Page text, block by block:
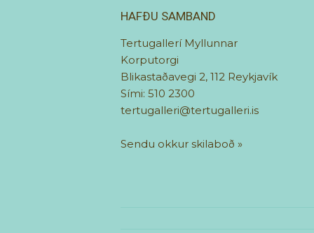
HAFÐU SAMBAND
Tertugallerí Myllunnar
Korputorgi
Blikastaðavegi 2, 112 Reykjavík
Sími: 510 2300
tertugalleri@tertugalleri.is
Sendu okkur skilaboð »